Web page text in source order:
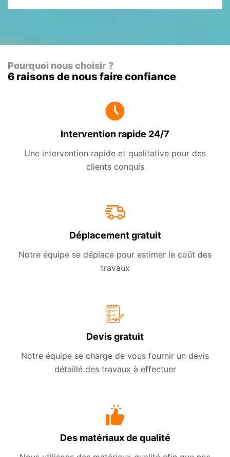
Pourquoi nous choisir ?
6 raisons de nous faire confiance
Intervention rapide 24/7
Une intervention rapide et qualitative pour des
clients conquis
Déplacement gratuit
Notre équipe se déplace pour estimer le coût des
travaux
Devis gratuit
Notre équipe se charge de vous fournir un devis
détaillé des travaux à effectuer
Des matériaux de qualité